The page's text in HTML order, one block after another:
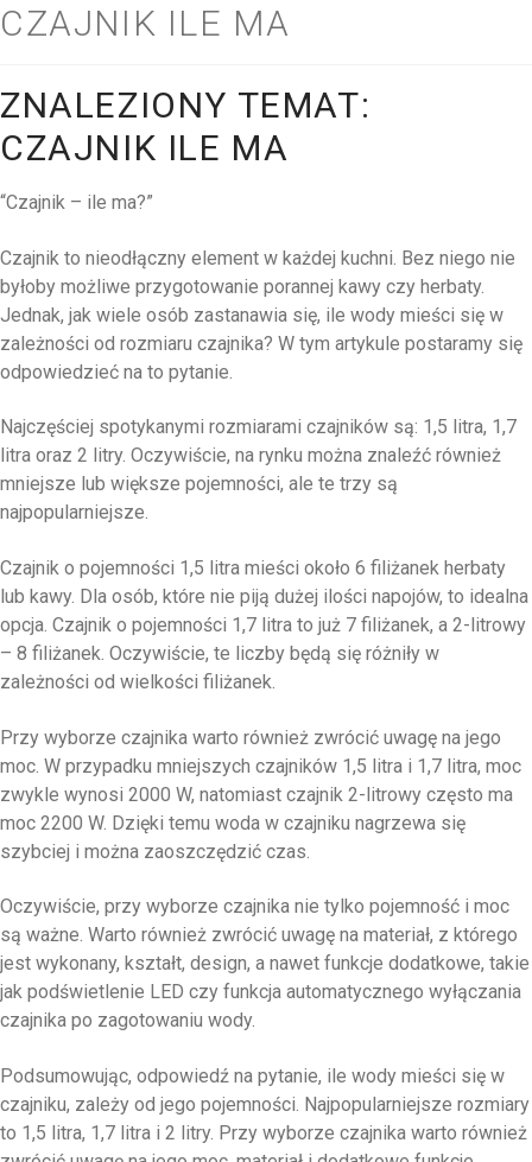
CZAJNIK ILE MA
ZNALEZIONY TEMAT:
CZAJNIK ILE MA
“Czajnik – ile ma?”
Czajnik to nieodłączny element w każdej kuchni. Bez niego nie
byłoby możliwe przygotowanie porannej kawy czy herbaty.
Jednak, jak wiele osób zastanawia się, ile wody mieści się w
zależności od rozmiaru czajnika? W tym artykule postaramy się
odpowiedzieć na to pytanie.
Najczęściej spotykanymi rozmiarami czajników są: 1,5 litra, 1,7
litra oraz 2 litry. Oczywiście, na rynku można znaleźć również
mniejsze lub większe pojemności, ale te trzy są
najpopularniejsze.
Czajnik o pojemności 1,5 litra mieści około 6 filiżanek herbaty
lub kawy. Dla osób, które nie piją dużej ilości napojów, to idealna
opcja. Czajnik o pojemności 1,7 litra to już 7 filiżanek, a 2-litrowy
– 8 filiżanek. Oczywiście, te liczby będą się różniły w
zależności od wielkości filiżanek.
Przy wyborze czajnika warto również zwrócić uwagę na jego
moc. W przypadku mniejszych czajników 1,5 litra i 1,7 litra, moc
zwykle wynosi 2000 W, natomiast czajnik 2-litrowy często ma
moc 2200 W. Dzięki temu woda w czajniku nagrzewa się
szybciej i można zaoszczędzić czas.
Oczywiście, przy wyborze czajnika nie tylko pojemność i moc
są ważne. Warto również zwrócić uwagę na materiał, z którego
jest wykonany, kształt, design, a nawet funkcje dodatkowe, takie
jak podświetlenie LED czy funkcja automatycznego wyłączania
czajnika po zagotowaniu wody.
Podsumowując, odpowiedź na pytanie, ile wody mieści się w
czajniku, zależy od jego pojemności. Najpopularniejsze rozmiary
to 1,5 litra, 1,7 litra i 2 litry. Przy wyborze czajnika warto również